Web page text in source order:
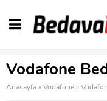
Vodafone
Anasayfa » Vodafone »